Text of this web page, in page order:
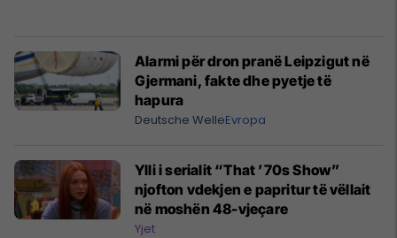
Alarmi për dron pranë Leipzigut në
Gjermani, fakte dhe pyetje të
hapura
Deutsche WelleEvropa
Ylli i serialit “That ’70s Show”
njofton vdekjen e papritur të vëllait
në moshën 48-vjeçare
Yjet